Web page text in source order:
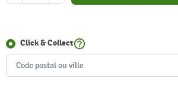
Click & Collecthelp_outline